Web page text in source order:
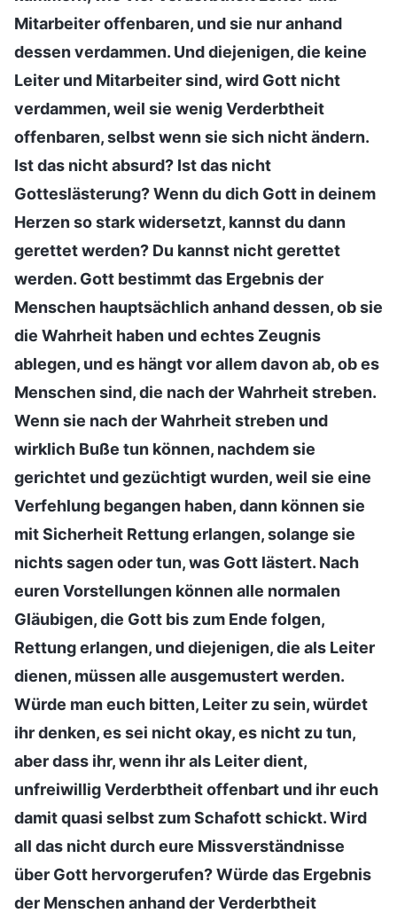
Mitarbeiter offenbaren, und sie nur anhand
dessen verdammen. Und diejenigen, die keine
Leiter und Mitarbeiter sind, wird Gott nicht
verdammen, weil sie wenig Verderbtheit
offenbaren, selbst wenn sie sich nicht ändern.
Ist das nicht absurd? Ist das nicht
Gotteslästerung? Wenn du dich Gott in deinem
Herzen so stark widersetzt, kannst du dann
gerettet werden? Du kannst nicht gerettet
werden. Gott bestimmt das Ergebnis der
Menschen hauptsächlich anhand dessen, ob sie
die Wahrheit haben und echtes Zeugnis
ablegen, und es hängt vor allem davon ab, ob es
Menschen sind, die nach der Wahrheit streben.
Wenn sie nach der Wahrheit streben und
wirklich Buße tun können, nachdem sie
gerichtet und gezüchtigt wurden, weil sie eine
Verfehlung begangen haben, dann können sie
mit Sicherheit Rettung erlangen, solange sie
nichts sagen oder tun, was Gott lästert. Nach
euren Vorstellungen können alle normalen
Gläubigen, die Gott bis zum Ende folgen,
Rettung erlangen, und diejenigen, die als Leiter
dienen, müssen alle ausgemustert werden.
Würde man euch bitten, Leiter zu sein, würdet
ihr denken, es sei nicht okay, es nicht zu tun,
aber dass ihr, wenn ihr als Leiter dient,
unfreiwillig Verderbtheit offenbart und ihr euch
damit quasi selbst zum Schafott schickt. Wird
all das nicht durch eure Missverständnisse
über Gott hervorgerufen? Würde das Ergebnis
der Menschen anhand der Verderbtheit